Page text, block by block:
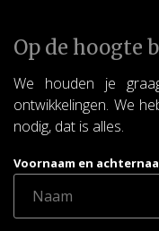
Op de hoogte
We houden je
ontwikkelingen. We
nodig, dat is alles.
Voornaam en